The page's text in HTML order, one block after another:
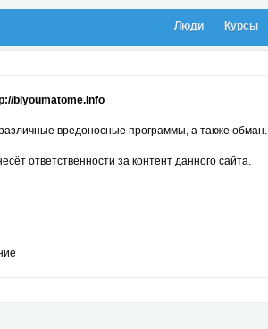
Люди Курсы
biyoumatome.info
вредоносные программы, а также обман.
ответственности за контент данного сайта.